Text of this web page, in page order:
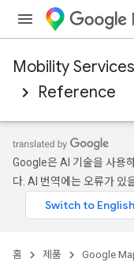
Mobility Services
Reference
Google은 AI 기술을 사용
다. AI 번역에는 오류가 있
홈 제품 Google